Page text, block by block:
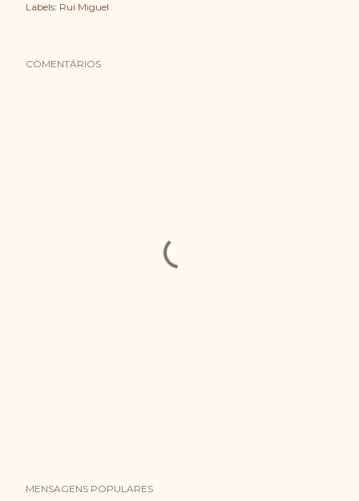
Labels: Rui Miguel
COMENTÁRIOS
MENSAGENS POPULARES